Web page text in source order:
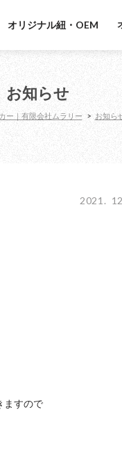
オリジナル紐・OEM
お知らせ
ー｜有限会社ムラリー > お知ら
2021.
ますので